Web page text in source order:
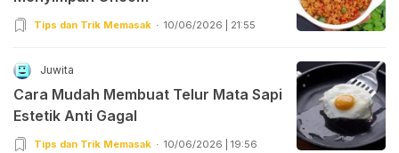
Tips dan Trik Memasak 10/06/2026 | 21:55
Juwita
Cara Mudah Membuat Telur Mata Sapi
Estetik Anti Gagal
Tips dan Trik Memasak 10/06/2026 | 19:56